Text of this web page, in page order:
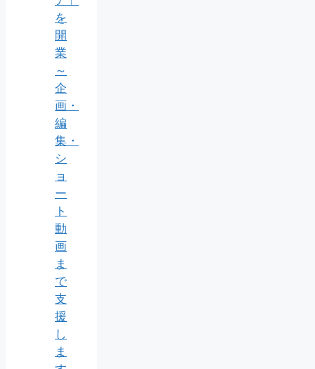
を
開
業
～
企
画・
編
集・
シ
ョ
ー
ト
動
画
ま
で
支
援
し
ま